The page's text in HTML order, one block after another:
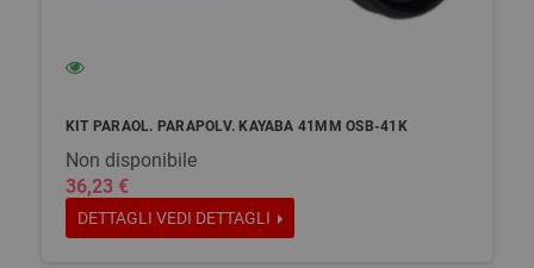
KIT PARAOL. PARAPOLV. KAYABA 41MM OSB-41K
Non disponibile
36,23 €
DETTAGLI VEDI DETTAGLI